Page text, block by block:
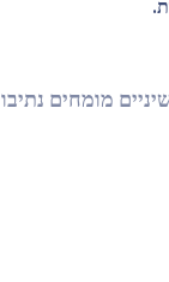
מומחים